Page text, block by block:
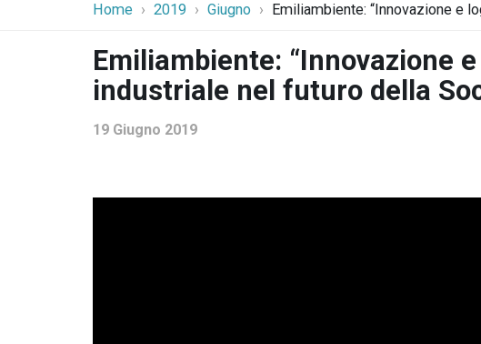
Home 2019 Giugno Emiliambiente: “Innovazione e
Emiliambiente: “Innovazione
industriale nel futuro della
19 Giugno 2019